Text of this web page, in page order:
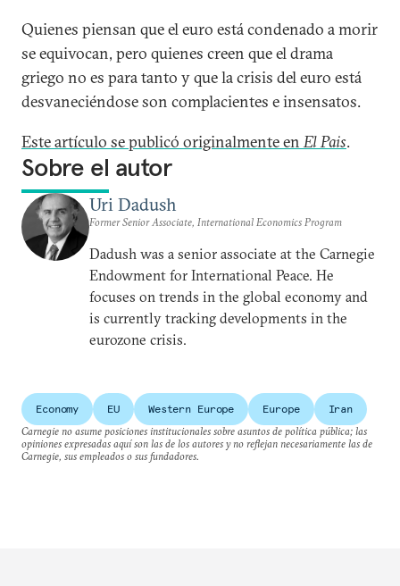
Quienes piensan que el euro está condenado a morir
se equivocan, pero quienes creen que el drama
griego no es para tanto y que la crisis del euro está
desvaneciéndose son complacientes e insensatos.
Este artículo se publicó originalmente enEl Pais.
Sobre el autor
Uri Dadush
Former Senior Associate, International Economics Program
Dadush was a senior associate at the Carnegie
Endowment for International Peace. He
focuses on trends in the global economy and
is currently tracking developments in the
eurozone crisis.
Economy EU Western Europe Europe
Iran
Carnegie no asume posiciones institucionales sobre asuntos de política pública; las
opiniones expresadas aquí son las de los autores y no reflejan necesariamente las de
Carnegie, sus empleados o sus fundadores.